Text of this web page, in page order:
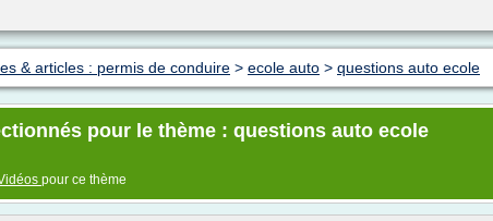
& articles : permis de conduire > ecole auto > questions auto ecole
pour le thème : questions auto ecole
pour ce thème